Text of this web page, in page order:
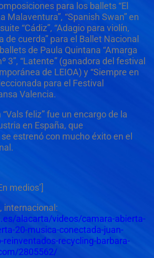
para los ballets “El
Malaventura”, “Spanish Swan” en
“Cádiz”, “Adagio para violín,
de cuerda” para el Ballet Nacional
de Paula Quintana “Amarga
3”, “Latente” (ganadora del festival
de LEIOA) y “Siempre en
para el Festival
Valencia.
feliz” fue un encargo de la
en España, que
estrenó con mucho éxito en el
medios’]
, internacional:
alacarta/videos/camara-abierta-
20-musica-conectada-juan-
reinventados-recycling-barbara-
2805562/